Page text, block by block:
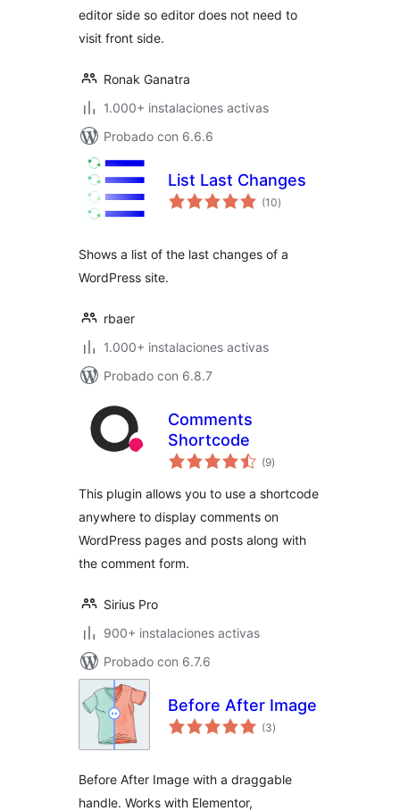
editor side so editor does not need to
visit front side.
Ronak Ganatra
1.000+ instalaciones activas
Probado con 6.6.6
List Last Changes
(10total
de
)
Shows a list of the last changes of a
WordPress site.
rbaer
1.000+ instalaciones activas
Probado con 6.8.7
Comments
Shortcode
(9total
de
)
This plugin allows you to use a shortcode
anywhere to display comments on
WordPress pages and posts along with
the comment form.
Sirius Pro
900+ instalaciones activas
Probado con 6.7.6
Before After Image
(3total
de
)
Before After Image with a draggable
handle. Works with Elementor,